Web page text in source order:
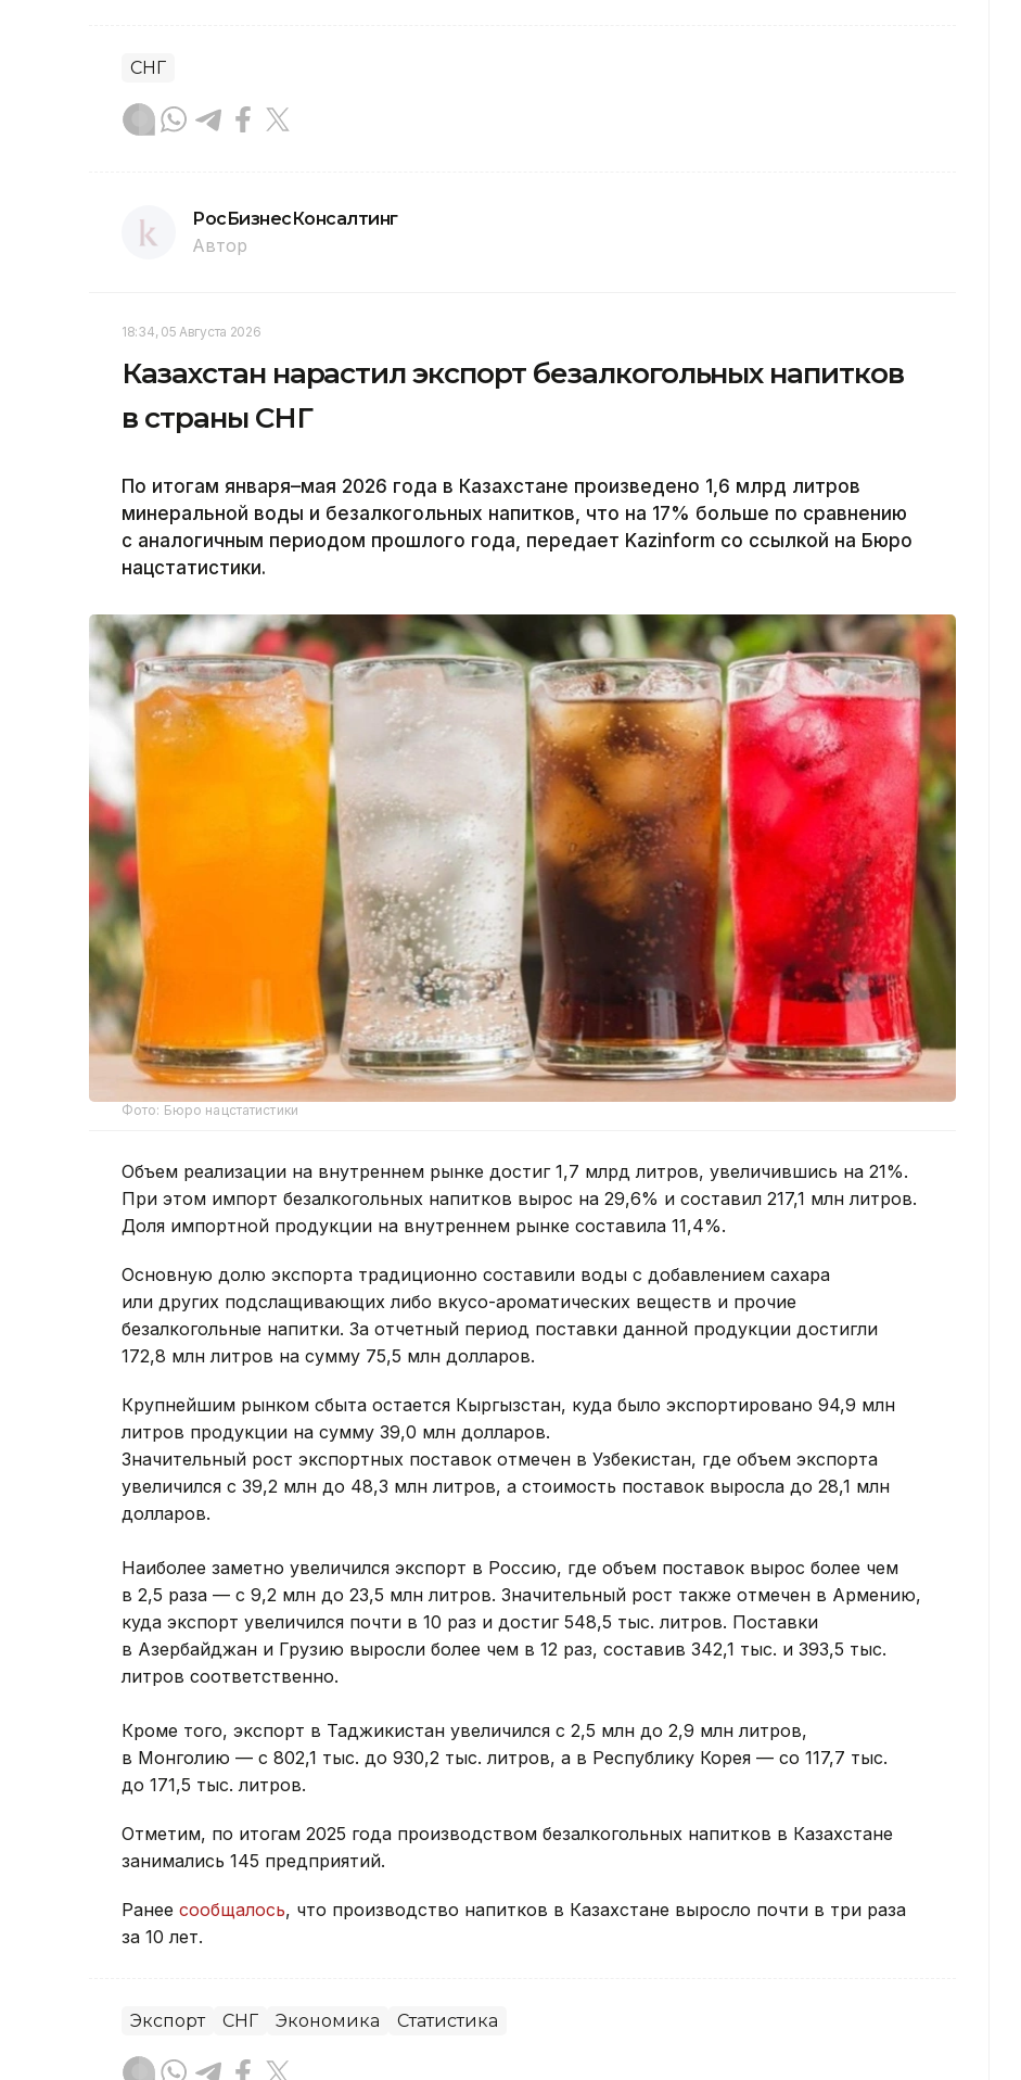
СНГ
РосБизнесКонсалтинг
Автор
18:34, 05 Августа 2026
Казахстан нарастил экспорт безалкогольных напитков
в страны СНГ
По итогам января–мая 2026 года в Казахстане произведено 1,6 млрд литров
минеральной воды и безалкогольных напитков, что на 17% больше по сравнению
с аналогичным периодом прошлого года, передает Kazinform со ссылкой на Бюро
нацстатистики.
Фото: Бюро нацстатистики
Объем реализации на внутреннем рынке достиг 1,7 млрд литров, увеличившись на 21%.
При этом импорт безалкогольных напитков вырос на 29,6% и составил 217,1 млн литров.
Доля импортной продукции на внутреннем рынке составила 11,4%.
Основную долю экспорта традиционно составили воды с добавлением сахара
или других подслащивающих либо вкусо-ароматических веществ и прочие
безалкогольные напитки. За отчетный период поставки данной продукции достигли
172,8 млн литров на сумму 75,5 млн долларов.
Крупнейшим рынком сбыта остается Кыргызстан, куда было экспортировано 94,9 млн
литров продукции на сумму 39,0 млн долларов.
Значительный рост экспортных поставок отмечен в Узбекистан, где объем экспорта
увеличился с 39,2 млн до 48,3 млн литров, а стоимость поставок выросла до 28,1 млн
долларов.
Наиболее заметно увеличился экспорт в Россию, где объем поставок вырос более чем
в 2,5 раза — с 9,2 млн до 23,5 млн литров. Значительный рост также отмечен в Армению,
куда экспорт увеличился почти в 10 раз и достиг 548,5 тыс. литров. Поставки
в Азербайджан и Грузию выросли более чем в 12 раз, составив 342,1 тыс. и 393,5 тыс.
литров соответственно.
Кроме того, экспорт в Таджикистан увеличился с 2,5 млн до 2,9 млн литров,
в Монголию — с 802,1 тыс. до 930,2 тыс. литров, а в Республику Корея — со 117,7 тыс.
до 171,5 тыс. литров.
Отметим, по итогам 2025 года производством безалкогольных напитков в Казахстане
занимались 145 предприятий.
Ранее сообщалось, что производство напитков в Казахстане выросло почти в три раза
за 10 лет.
Экспорт СНГ Экономика Статистика